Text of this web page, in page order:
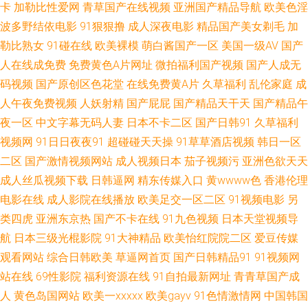
视屏 五月婷婷欧美色日韩 91福利版 91肛交 91官网视频在线播放 91视频色
色 91亚洲1P 超碰成人91 午夜私人 黄色电影五月天 91狼友社在线观看 精品
福利人妻 蜜桃成人免费网站 日韩综合成人 香蕉视频18日本 无码视频二区 亚
洲日韩肏屄视频 中日韩伦日幕视频 91porn蝌蚪 91shiping在线 91视频在线
品经典久久 先锋av最新 综合综色网 91N永久看片 99人人干 欧美日韩特黄色
成性 欧亚色图999 日本啊v在线视频 人人摸人人爽 日韩日韩日韩日韩日 影视
先锋AV网址 国产第一第二页 国产日韩欧美成人 加勒比性爱资源 九九青青草
国内 狼人狠干 久久精c 91豆花在线啪啪视频 91妻人人爽人人看片 91社区色
卡 加勒比性爱网 青草国产在线视频 亚洲国产精品导航 欧美色淫
波多野结依电影 91狠狠撸 成人深夜电影 精品国产美女剃毛 加
勒比熟女 91碰在线 欧美裸模 萌白酱国产一区 美国一级AV 国产
人在线成免费 免费黄色A片网址 微拍福利国产视频 国产人成无
码视频 国产原创区色花堂 在线免费黄A片 久草福利 乱伦家庭 成
人午夜免费视频 人妖射精 国产屁屁 国产精品天干天 国产精品午
夜一区 中文字幕无码人妻 日本不卡二区 国产日韩91 久草福利
视频网 91日日夜夜91 超碰碰天天操 91草草酒店视频 韩日一区
二区 国产激情视频网站 成人视频日本 茄子视频污 亚洲色欲天天
成人丝瓜视频下载 日韩逼网 精东传媒入口 黄wwww色 香港伦理
电影在线 成人影院在线播放 欧美足交一区二区 91视频电影 另
类四虎 亚洲东京热 国产不卡在线 91九色视频 日本天堂视频导
航 日本三级光棍影院 91大神精品 欧美怡红院院二区 爱豆传媒
观看网站 综合日韩欧美 草逼网首页 国产日韩精品91 91视频网
站在线 69性影院 福利资源在线 91自拍最新网址 青青草国产成
人 黄色岛国网站 欧美一xxxxx 欧美gayv 91色情激情网 中国韩国